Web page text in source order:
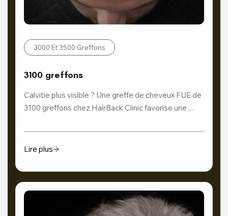
3000 Et 3500 Greffons
3100 greffons
Calvitie plus visible ? Une greffe de cheveux FUE de
3100 greffons chez HairBack Clinic favorise une…
Lire plus